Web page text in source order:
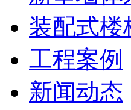
装配式楼
工程案例
新闻动态